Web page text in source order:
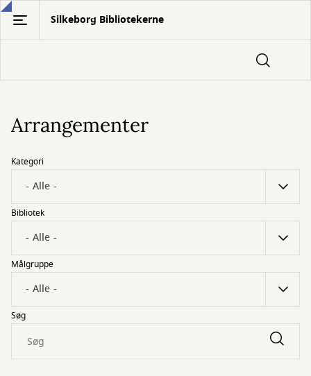
Gå
hovedindhold
Silkeborg Bibliotekerne
Arrangementer
Kategori
Bibliotek
Målgruppe
Søg